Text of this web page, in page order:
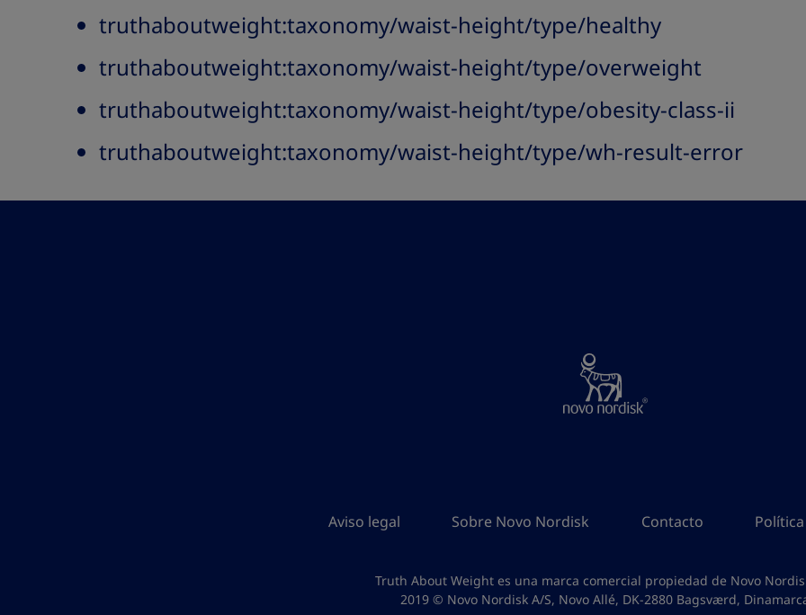
truthaboutweight:taxonomy/waist-height/type/healthy
truthaboutweight:taxonomy/waist-height/type/overweight
truthaboutweight:taxonomy/waist-height/type/obesity-class-ii
truthaboutweight:taxonomy/waist-height/type/wh-result-error
Aviso legal Sobre Novo Nordisk Contacto
Truth About Weight es una marca comercial propiedad de Novo
2019 © Novo Nordisk A/S, Novo Allé, DK-2880 Bagsværd,